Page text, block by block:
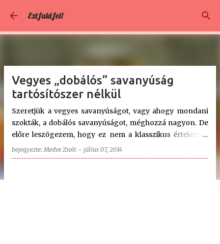
Ezt fald fel!
Vegyes „dobálós” savanyúság
tartósítószer nélkül
Szeretjük a vegyes savanyúságot, vagy ahogy mondani
szokták, a dobálós savanyúságot, méghozzá nagyon. De
előre leszögezem, hogy ez nem a klasszikus értelembe
vett "dobálós" savanyúság lesz, ezért is a címben az
idézőjel. Azt a fajta savanyúságot ugyanis egy teljes
bejegyezte:Medve Zsolt – július 07, 2014